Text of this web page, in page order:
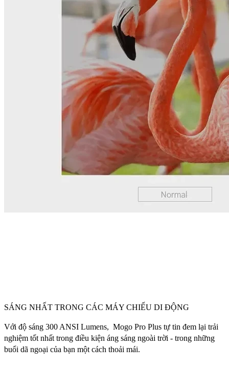
SÁNG NHẤT TRONG CÁC MÁY CHIẾU DI ĐỘNG
Với độ sáng 300 ANSI Lumens, Mogo Pro Plus tự tin đem lại trải
nghiệm tốt nhất trong điều kiện áng sáng ngoài trời - trong những
buổi dã ngoại của bạn một cách thoải mái.